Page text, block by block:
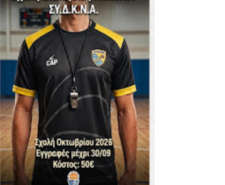
-ΕΘΝΙΚΟΣ ΛΑΓΥΝΩΝ
- Στον τελικό με Ερμή Αργ. νίκησε 72-54 το Πέρα
-ΠΕΡΑ (21.30)
στην Ένωση
-20 77-69 την φοβερή Προοδευτική